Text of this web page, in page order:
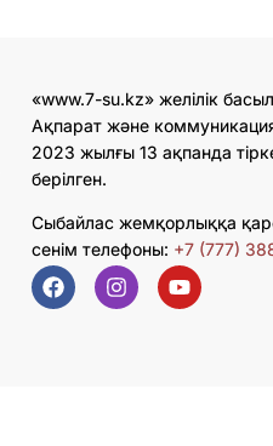
«www.7-su.kz» желілік
Ақпарат және
2023 жылғы 13 ақпанда
берілген.
Сыбайлас жемқорлыққа
сенім телефоны: +7 (777)